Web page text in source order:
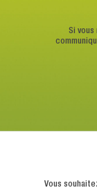
Si vous
Vous